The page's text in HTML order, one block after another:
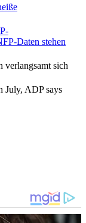
Daten stehen
verlangsamt sich
July, ADP says